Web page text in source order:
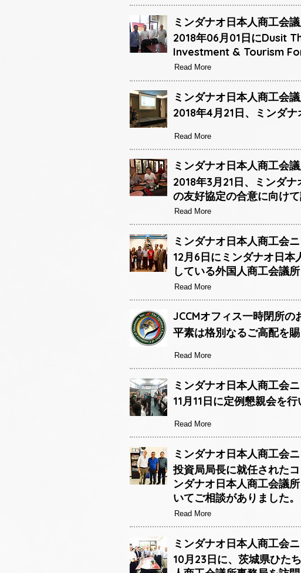
ミンダナオ日本人商工会
2018年06月01日にDusit
Investment & Tourism
Read More
ミンダナオ日本人商工会
2018年4月21日、ミンダ
Read More
ミンダナオ日本人商工会
2018年3月21日、ミンダ
の友好協定の合意に向け
Read More
ミンダナオ日本人商工会
12月6日にミンダナオ日
している外国人商工会議
Read More
JCCMオフィス一時閉所の
平素は格別なるご高配を
Read More
ミンダナオ日本人商工会
11月11日に定例懇親会を行
Read More
ミンダナオ日本人商工会
投資局局長に就任された
ンダナオ日本人商工会議
いてご相談がありました。
Read More
ミンダナオ日本人商工会
10月23日に、茨城県ひた